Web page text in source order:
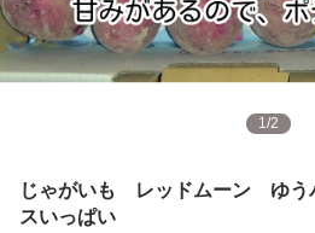
1/2
じゃがいも レッドムーン ゆう
スいっぱい